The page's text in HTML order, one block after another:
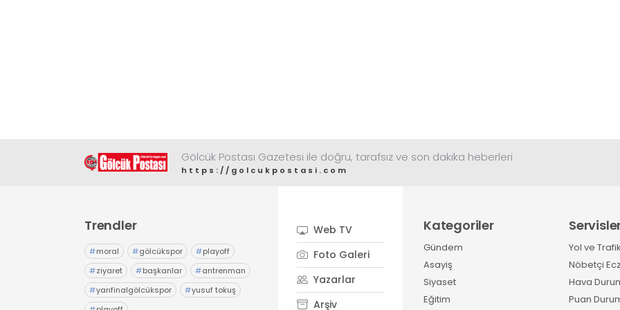
Gölcük Postası Gazetesi ile doğru, tarafsız ve son dakika heberleri
https://golcukpostasi.com
Trendler
#moral #gölcükspor #playoff
#ziyaret #başkanlar #antrenman
#yarıfinalgölcükspor #yusuf tokuş
Web TV
Foto Galeri
Yazarlar
Arşiv
Kategoriler
Gündem
Asayiş
Siyaset
Eğitim
Yol ve
Nöbetçi
Hava
Puan